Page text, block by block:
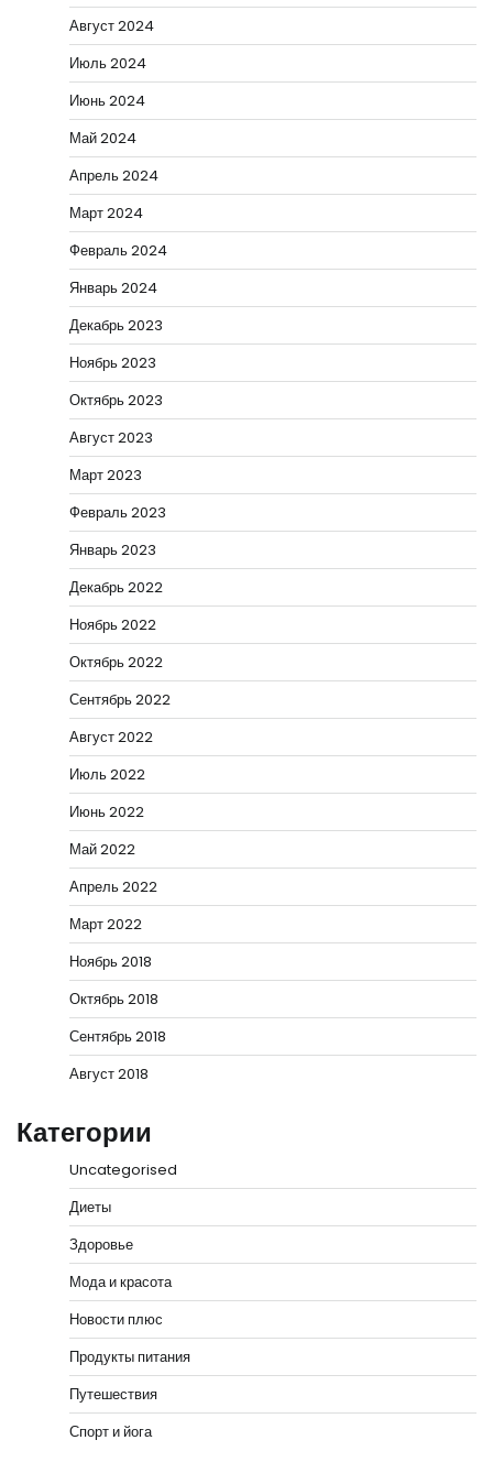
Август 2024
Июль 2024
Июнь 2024
Май 2024
Апрель 2024
Март 2024
Февраль 2024
Январь 2024
Декабрь 2023
Ноябрь 2023
Октябрь 2023
Август 2023
Март 2023
Февраль 2023
Январь 2023
Декабрь 2022
Ноябрь 2022
Октябрь 2022
Сентябрь 2022
Август 2022
Июль 2022
Июнь 2022
Май 2022
Апрель 2022
Март 2022
Ноябрь 2018
Октябрь 2018
Сентябрь 2018
Август 2018
Категории
Uncategorised
Диеты
Здоровье
Мода и красота
Новости плюс
Продукты питания
Путешествия
Спорт и йога